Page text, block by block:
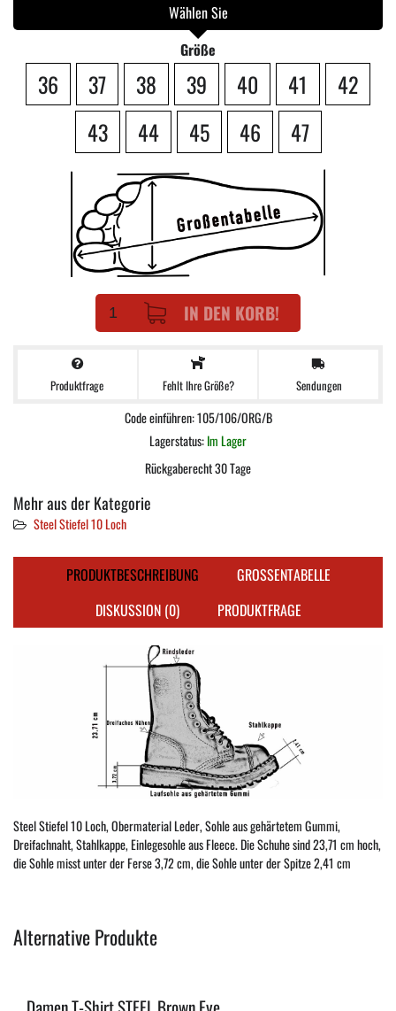
Wählen Sie
Größe
36 37 38 39 40 41
42
43
44 45 46 47
IN DEN KORB!
Produktfrage Fehlt Ihre Größe? Sendungen
Code einführen: 105/106/ORG/B
Lagerstatus:Im Lager
Rückgaberecht 30 Tage
Mehr aus der Kategorie
Steel Stiefel 10 Loch
PRODUKTBESCHREIBUNG
GROSSENTABELLE
DISKUSSION (0)
PRODUKTFRAGE
Steel Stiefel 10 Loch, Obermaterial Leder, Sohle aus gehärtetem Gummi,
Dreifachnaht, Stahlkappe, Einlegesohle aus Fleece. Die Schuhe sind 23,71 cm hoch,
die Sohle misst unter der Ferse 3,72 cm, die Sohle unter der Spitze 2,41 cm
Alternative Produkte